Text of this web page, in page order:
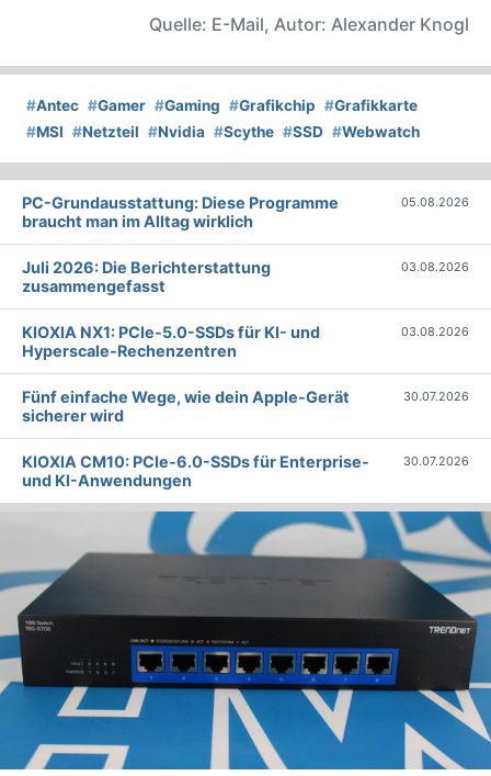
Quelle: E-Mail, Autor: Alexander Knogl
#Antec #Gamer #Gaming #Grafikchip #Grafikkarte
#MSI #Netzteil #Nvidia #Scythe #SSD #Webwatch
PC-Grundausstattung: Diese Programme
braucht man im Alltag wirklich
05.08.2026
Juli 2026: Die Bericht­erstattung
zusammengefasst
03.08.2026
KIOXIA NX1: PCIe-5.0-SSDs für KI- und
Hyperscale-Rechenzentren
03.08.2026
Fünf einfache Wege, wie dein Apple-Gerät
sicherer wird
30.07.2026
KIOXIA CM10: PCIe-6.0-SSDs für Enterprise-
und KI-Anwendungen
30.07.2026